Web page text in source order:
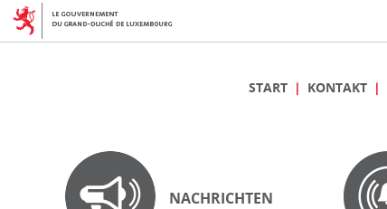
START KONTAKT
NACHRICHTEN